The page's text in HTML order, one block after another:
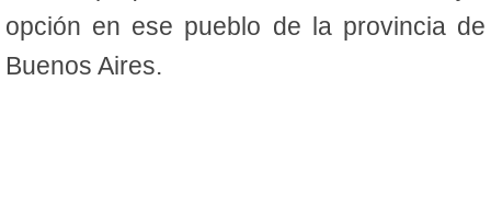
opción en ese pueblo de la provincia de
Buenos Aires.